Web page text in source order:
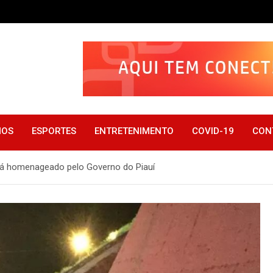
ESPORTES ENTRETENIMENTO COVID-19
homenageado pelo Governo do Piauí